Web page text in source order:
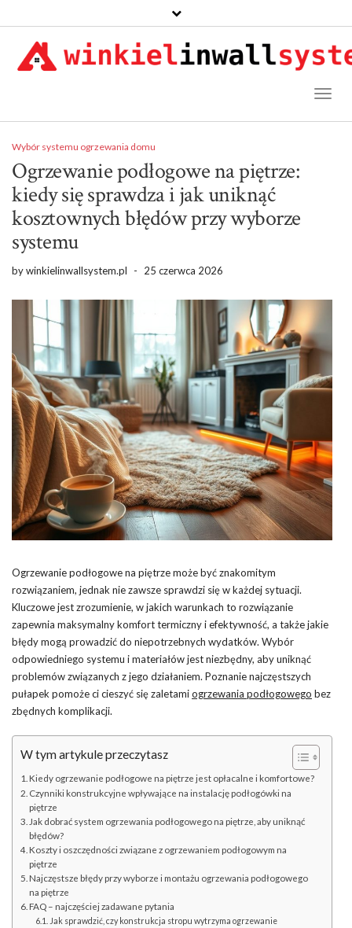
Wybór systemu ogrzewania domu
Ogrzewanie podłogowe na piętrze:
kiedy się sprawdza i jak uniknąć
kosztownych błędów przy wyborze
systemu
bywinkielinwallsystem.pl - 25 czerwca 2026
Ogrzewanie podłogowe na piętrze może być znakomitym
rozwiązaniem, jednak nie zawsze sprawdzi się w każdej sytuacji.
Kluczowe jest zrozumienie, w jakich warunkach to rozwiązanie
zapewnia maksymalny komfort termiczny i efektywność, a także jakie
błędy mogą prowadzić do niepotrzebnych wydatków. Wybór
odpowiedniego systemu i materiałów jest niezbędny, aby uniknąć
problemów związanych z jego działaniem. Poznanie najczęstszych
pułapek pomoże ci cieszyć się zaletamiogrzewania podłogowego bez
zbędnych komplikacji.
W tym artykule przeczytasz
Kiedy ogrzewanie podłogowe na piętrze jest opłacalne i komfortowe?
Czynniki konstrukcyjne wpływające na instalację podłogówki na
piętrze
Jak dobrać system ogrzewania podłogowego na piętrze, aby uniknąć
błędów?
Koszty i oszczędności związane z ogrzewaniem podłogowym na
piętrze
Najczęstsze błędy przy wyborze i montażu ogrzewania podłogowego
na piętrze
FAQ – najczęściej zadawane pytania
Jak sprawdzić, czy konstrukcja stropu wytrzyma ogrzewanie